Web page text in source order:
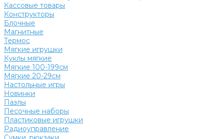
Кассовые товары
Конструкторы
Блочные
Магнитные
Термос
Мягкие игрушки
Куклы мягкие
Мягкие 100-199см
Мягкие 20-29см
Настольные игры
Новинки
Пазлы
Песочные наборы
Пластиковые игрушки
Радиоуправление